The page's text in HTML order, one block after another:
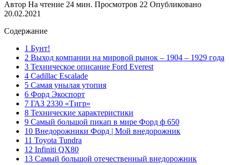
Автор На чтение 24 мин. Просмотров 22 Опубликовано
20.02.2021
Содержание
1 Бунт!
2 Выход компании на мировой рынок – 1904 – 1929 года
3 Техническое описание Ford Everest
4 Cadillac Escalade
5 Самая унылая утопия
6 Форд Экоспорт
7 ГАЗ 2330 «Тигр»
8 Технические характеристики
9 Самый большой пикап в мире Форд ф 650
10 Внедорожники Форд | Мой внедорожник
11 Toyota Tundra
12 Infiniti QX80
13 Самый большой отечественный внедорожник